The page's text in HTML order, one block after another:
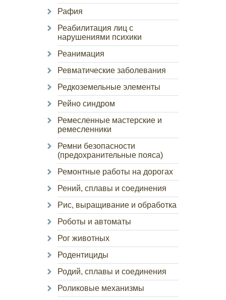
Рафия
Реабилитация лиц с
нарушениями психики
Реанимация
Ревматические заболевания
Редкоземельные элементы
Рейно синдром
Ремесленные мастерские и
ремесленники
Ремни безопасности
(предохранительные пояса)
Ремонтные работы на дорогах
Рений, сплавы и соединения
Рис, выращивание и обработка
Роботы и автоматы
Рог животных
Родентициды
Родий, сплавы и соединения
Роликовые механизмы